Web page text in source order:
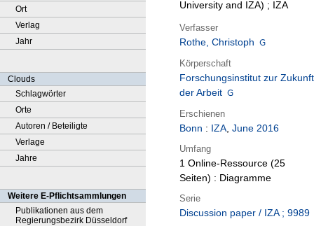
Ort
Verlag
Jahr
Clouds
Schlagwörter
Orte
Autoren / Beteiligte
Verlage
Jahre
Weitere E-Pflichtsammlungen
Publikationen aus dem
Regierungsbezirk Düsseldorf
University and IZA) ; IZA
Verfasser
Rothe, Christoph
Körperschaft
Forschungsinstitut zur Zukunft
der Arbeit
Erschienen
Bonn : IZA, June 2016
Umfang
1 Online-Ressource (25
Seiten) : Diagramme
Serie
Discussion paper / IZA ; 9989